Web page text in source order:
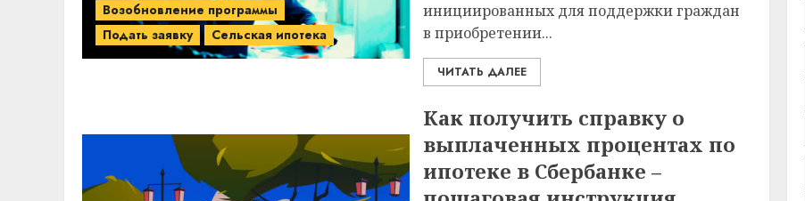
Возобновление программы
Подать заявку
Сельская ипотека
инициированных для поддержки граждан
в приобретении...
ЧИТАТЬ ДАЛЕЕ
Как получить справку о
выплаченных процентах по
ипотеке в Сбербанке –